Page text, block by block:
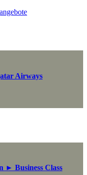
Airways
► Business Class